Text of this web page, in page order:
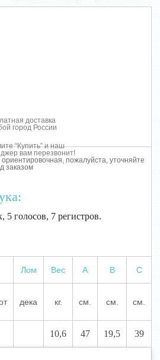
доставка
город России
“Купить” и наш
вам перезвонит!
пожалуйста, уточняйте
заказом
5 голосов, 7 регистров.
Лом Вес А В С
дека кг. см. см. см.
10,6 47 19,5 39